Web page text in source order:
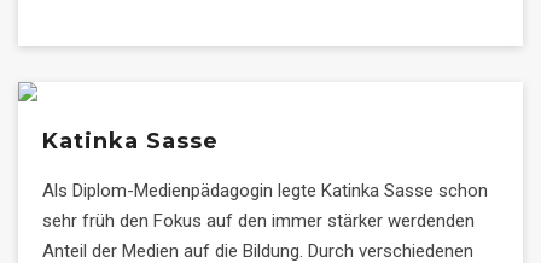
Katinka Sasse
Als Diplom-Medienpädagogin legte Katinka Sasse schon
sehr früh den Fokus auf den immer stärker werdenden
Anteil der Medien auf die Bildung. Durch verschiedenen